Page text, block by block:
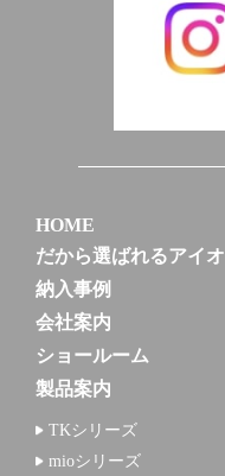
HOME
だから選ばれるアイオ
納入事例
会社案内
ショールーム
製品案内
TKシリーズ
mioシリーズ